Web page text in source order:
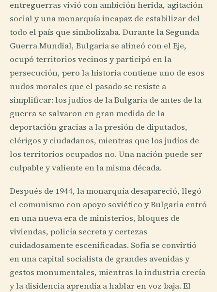
entreguerras vivió con ambición herida, agitación
social y una monarquía incapaz de estabilizar del
todo el país que simbolizaba. Durante la Segunda
Guerra Mundial, Bulgaria se alineó con el Eje,
ocupó territorios vecinos y participó en la
persecución, pero la historia contiene uno de esos
nudos morales que el pasado se resiste a
simplificar: los judíos de la Bulgaria de antes de la
guerra se salvaron en gran medida de la
deportación gracias a la presión de diputados,
clérigos y ciudadanos, mientras que los judíos de
los territorios ocupados no. Una nación puede ser
culpable y valiente en la misma década.
Después de 1944, la monarquía desapareció, llegó
el comunismo con apoyo soviético y Bulgaria entró
en una nueva era de ministerios, bloques de
viviendas, policía secreta y certezas
cuidadosamente escenificadas. Sofía se convirtió
en una capital socialista de grandes avenidas y
gestos monumentales, mientras la industria crecía
y la disidencia aprendía a hablar en voz baja. El